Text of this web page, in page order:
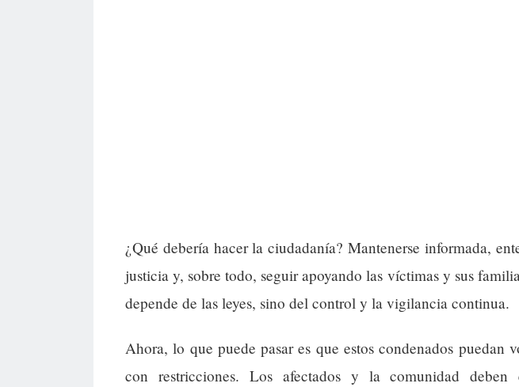
¿Qué debería hacer la ciudadanía? Mantenerse informada,
justicia y, sobre todo, seguir apoyando las víctimas y sus
depende de las leyes, sino del control y la vigilancia continua.
Ahora, lo que puede pasar es que estos condenados puedan
con restricciones. Los afectados y la comunidad